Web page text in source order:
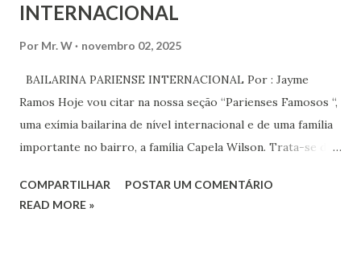
INTERNACIONAL
Por Mr. W novembro 02, 2025
BAILARINA PARIENSE INTERNACIONAL Por : Jayme
Ramos Hoje vou citar na nossa seção “Parienses Famosos “,
uma exímia bailarina de nível internacional e de uma família
importante no bairro, a família Capela Wilson. Trata-se da
Vamos às informações de seu site : Bailarina e professora
COMPARTILHAR
POSTAR UM COMENTÁRIO
READ MORE »